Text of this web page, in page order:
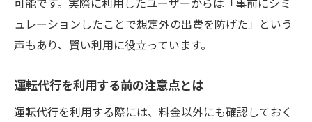
ュレーションしたことで想定外の出費を防げた」という
声もあり、賢い利用に役立っています。
運転代行を利用する前の注意点とは
運転代行を利用する際には、料金以外にも確認しておく